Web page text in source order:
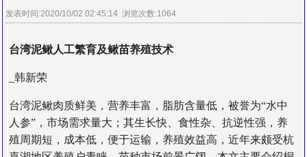
发表时间:2020/10/02 02:45:14 浏览次数:1064
台湾泥鳅人工繁育及鳅苗养殖技术
_韩新荣
台湾泥鳅肉质鲜美，营养丰富，脂肪含量低，被誉为“水中
人参”，市场需求量大；其生长快、食性杂、抗逆性强，养
殖周期短，成本低，便于运输，养殖效益高，近年来颇受杭